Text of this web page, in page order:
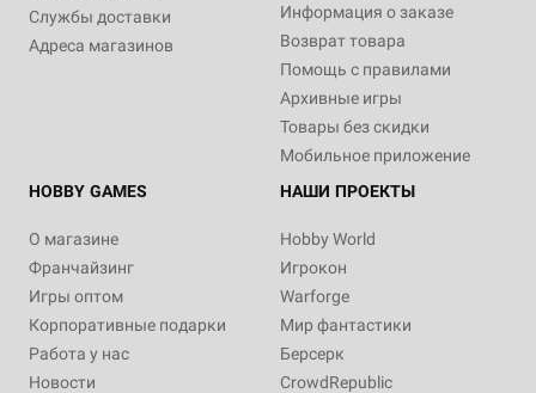
Службы доставки
Адреса магазинов
Информация о заказе
Возврат товара
Помощь с правилами
Архивные игры
Товары без скидки
Мобильное приложение
HOBBY GAMES
О магазине
Франчайзинг
Игры оптом
Корпоративные подарки
Работа у нас
Новости
НАШИ ПРОЕКТЫ
Hobby World
Игрокон
Warforge
Мир фантастики
Берсерк
CrowdRepublic